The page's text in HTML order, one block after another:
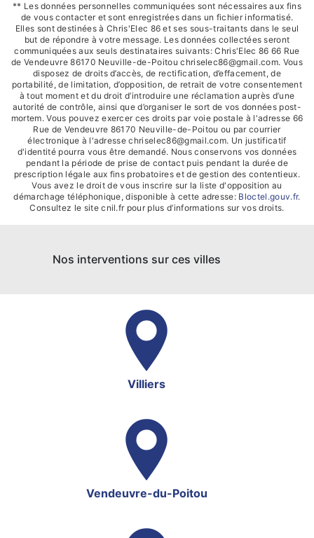
** Les données personnelles communiquées sont nécessaires aux fins
de vous contacter et sont enregistrées dans un fichier informatisé.
Elles sont destinées à Chris'Elec 86 et ses sous-traitants dans le seul
but de répondre à votre message. Les données collectées seront
communiquées aux seuls destinataires suivants: Chris'Elec 86 66 Rue
de Vendeuvre 86170 Neuville-de-Poitou chriselec86@gmail.com. Vous
disposez de droits d’accès, de rectification, d’effacement, de
portabilité, de limitation, d’opposition, de retrait de votre consentement
à tout moment et du droit d’introduire une réclamation auprès d’une
autorité de contrôle, ainsi que d’organiser le sort de vos données post-
mortem. Vous pouvez exercer ces droits par voie postale à l'adresse 66
Rue de Vendeuvre 86170 Neuville-de-Poitou ou par courrier
électronique à l'adresse chriselec86@gmail.com. Un justificatif
d'identité pourra vous être demandé. Nous conservons vos données
pendant la période de prise de contact puis pendant la durée de
prescription légale aux fins probatoires et de gestion des contentieux.
Vous avez le droit de vous inscrire sur la liste d'opposition au
démarchage téléphonique, disponible à cette adresse: Bloctel.gouv.fr.
Consultez le site cnil.fr pour plus d’informations sur vos droits.
Nos interventions sur ces villes
Villiers
Vendeuvre-du-Poitou